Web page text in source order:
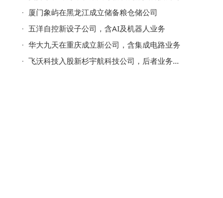
厦门象屿在黑龙江成立储备粮仓储公司
五洋自控新设子公司，含AI及机器人业务
华大九天在重庆成立新公司，含集成电路业务
飞沃科技入股新杉宇航科技公司，后者业务含3D打印